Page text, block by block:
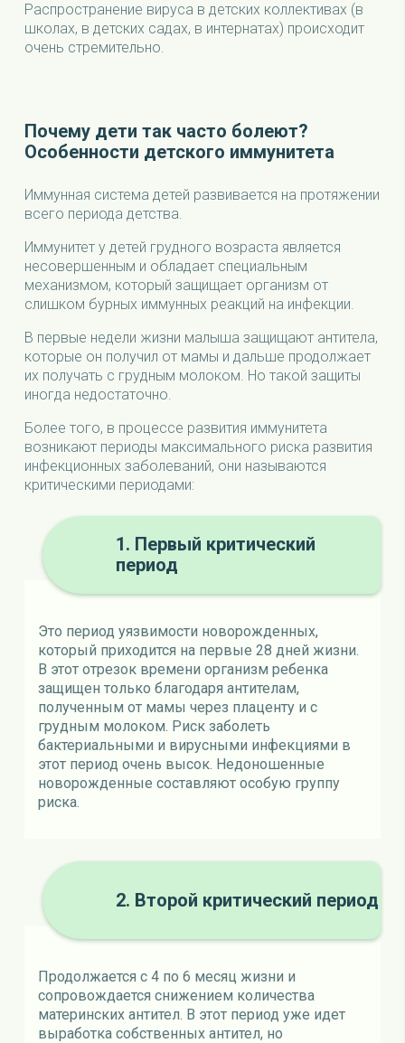
Распространение вируса в детских коллективах (в
школах, в детских садах, в интернатах) происходит
очень стремительно.
Почему дети так часто болеют?
Особенности детского иммунитета
Иммунная система детей развивается на протяжении
всего периода детства.
Иммунитет у детей грудного возраста является
несовершенным и обладает специальным
механизмом, который защищает организм от
слишком бурных иммунных реакций на инфекции.
В первые недели жизни малыша защищают антитела,
которые он получил от мамы и дальше продолжает
их получать с грудным молоком. Но такой защиты
иногда недостаточно.
Более того, в процессе развития иммунитета
возникают периоды максимального риска развития
инфекционных заболеваний, они называются
критическими периодами:
1. Первый критический
период
Это период уязвимости новорожденных,
который приходится на первые 28 дней жизни.
В этот отрезок времени организм ребенка
защищен только благодаря антителам,
полученным от мамы через плаценту и с
грудным молоком. Риск заболеть
бактериальными и вирусными инфекциями в
этот период очень высок. Недоношенные
новорожденные составляют особую группу
риска.
2. Второй критический период
Продолжается с 4 по 6 месяц жизни и
сопровождается снижением количества
материнских антител. В этот период уже идет
выработка собственных антител, но